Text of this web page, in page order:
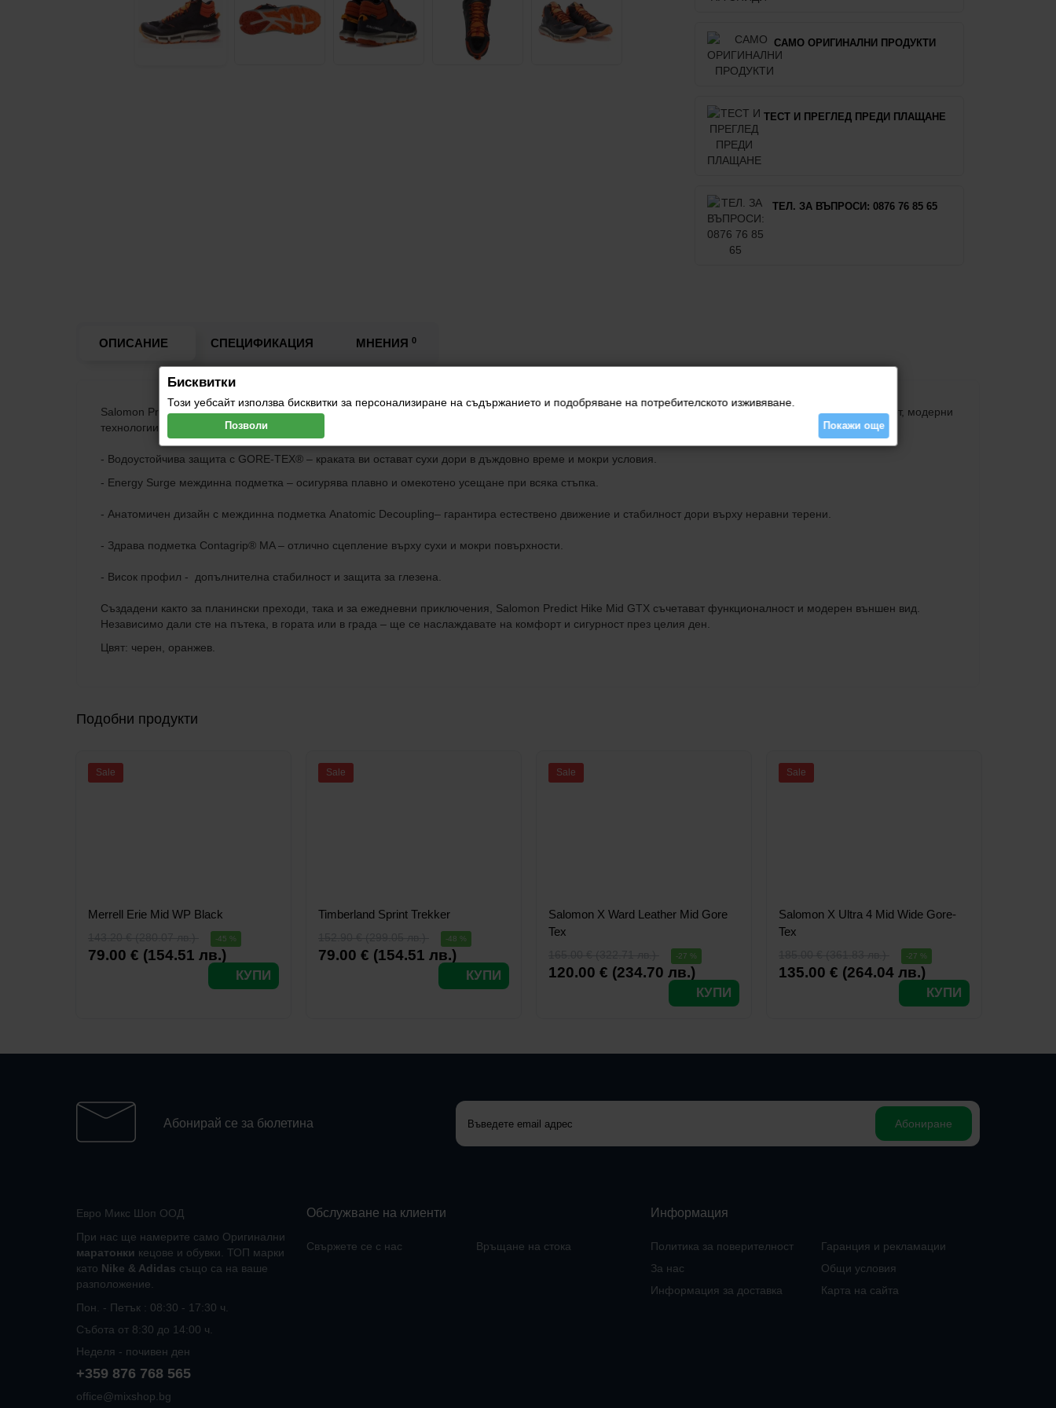
САМО ОРИГИНАЛНИ ПРОДУКТИ
ТЕСТ И ПРЕГЛЕД ПРЕДИ ПЛАЩАНЕ
ТЕЛ. ЗА ВЪПРОСИ: 0876 76 85 65
ОПИСАНИЕ СПЕЦИФИКАЦИЯ МНЕНИЯ 0
Salomon Predict Hike Mid GTX – обувки, създадени за любителите на туризма, които не се спират пред нищо. Моделът комбинира изключителен комфорт, модерни
технологии и защита от атмосферни условия, за да ви осигури пълна свобода при всяка разходка или преход.
- Водоустойчива защита с GORE-TEX® – краката ви остават сухи дори в дъждовно време и мокри условия.
- Energy Surge междинна подметка – осигурява плавно и омекотено усещане при всяка стъпка.
- Анатомичен дизайн с междинна подметка Anatomic Decoupling– гарантира естествено движение и стабилност дори върху неравни терени.
- Здрава подметка Contagrip® MA – отлично сцепление върху сухи и мокри повърхности.
- Висок профил - допълнителна стабилност и защита за глезена.
Създадени както за планински преходи, така и за ежедневни приключения, Salomon Predict Hike Mid GTX съчетават функционалност и модерен външен вид.
Независимо дали сте на пътека, в гората или в града – ще се наслаждавате на комфорт и сигурност през целия ден.
Цвят: черен, оранжев.
Подобни продукти
Sale
Merrell Erie Mid WP Black
-45 %
79.00 € (154.51 лв.)
КУПИ
Sale
Timberland Sprint Trekker
-48 %
79.00 € (154.51 лв.)
КУПИ
Sale
Salomon X Ward Leather Mid Gore
Tex
-27 %
120.00 € (234.70 лв.)
КУПИ
Sale
Salomon X Ultra 4 Mid Wide Gore-
Tex
-27 %
135.00 € (264.04 лв.)
КУПИ
Абонирай се за бюлетина Абониране
Евро Микс Шоп ООД
При нас ще намерите само Оригинални
маратонки кецове и обувки. ТОП марки
като Nike & Adidas също са на ваше
разположение.
Пон. - Петък : 08:30 - 17:30 ч.
Събота от 8:30 до 14:00 ч.
Неделя - почивен ден
+359 876 768 565
office@mixshop.bg
Обслужване на клиенти
Свържете се с нас Връщане на стока
Информация
Политика за поверителност
За нас
Информация за доставка
Гаранция и рекламации
Общи условия
Карта на сайта
Бисквитки
Този уебсайт използва бисквитки за персонализиране на съдържанието и подобряване на потребителското изживяване.
Позволи Покажи още